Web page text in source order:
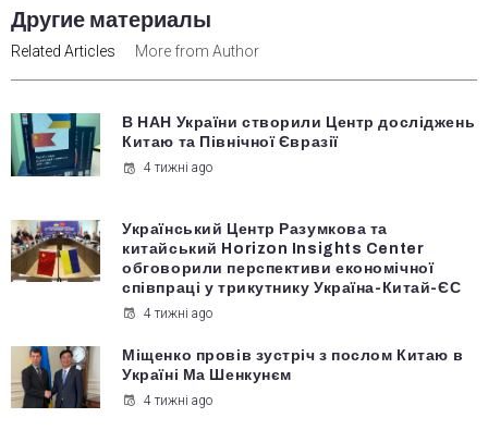
Другие материалы
Related Articles More from Author
В НАН України створили Центр досліджень
Китаю та Північної Євразії
4 тижні ago
Український Центр Разумкова та
китайський Horizon Insights Center
обговорили перспективи економічної
співпраці у трикутнику Україна-Китай-ЄС
4 тижні ago
Міщенко провів зустріч з послом Китаю в
Україні Ма Шенкунєм
4 тижні ago